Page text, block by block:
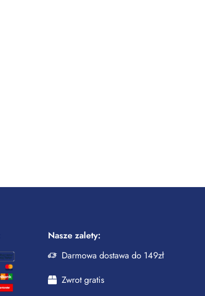
Nasze zalety:
Darmowa dostawa do 149zł
Zwrot gratis